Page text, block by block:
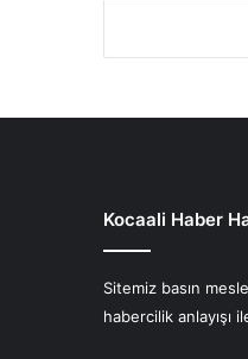
Kocaali Haber
Sitemiz basın
habercilik anlayışı